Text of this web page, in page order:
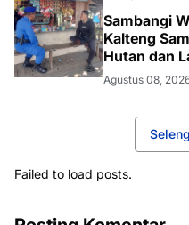
Sambangi
Kalteng
Hutan dan
Agustus 08,
Failed to load posts.